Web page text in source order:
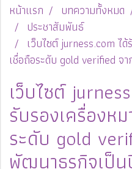
หน้าแรก บทความทั้งหมด
ประชาสัมพันธ์
เว็บไซต์ jurness.com ไ
เชื่อถือระดับ gold verified
เว็บไซต์
รับรองเครื่องห
ระดับ gold
พัฒนาธุรกิจเป็